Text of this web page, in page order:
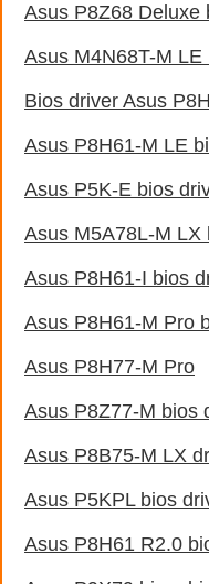
Asus P8Z68 Deluxe
Asus M4N68T-M LE
Bios driver Asus
Asus P8H61-M LE
Asus P5K-E bios
Asus M5A78L-M LX
Asus P8H61-I bios
Asus P8H61-M Pro
Asus P8H77-M Pro
Asus P8Z77-M bios
Asus P8B75-M LX
Asus P5KPL bios
Asus P8H61 R2.0